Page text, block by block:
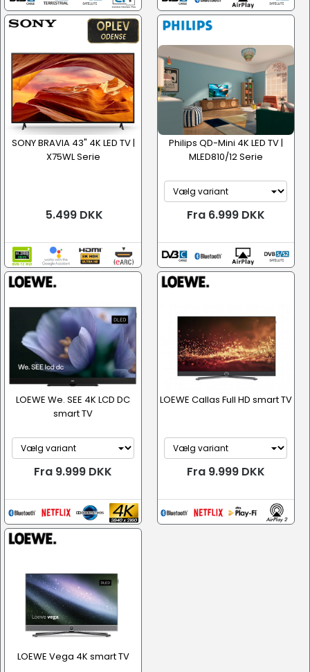
SONY BRAVIA 43" 4K LED TV |
X75WL Serie
5.499 DKK
Philips QD-Mini 4K LED TV |
MLED810/12 Serie
Fra 6.999 DKK
LOEWE We. SEE 4K LCD DC
smart TV
Fra 9.999 DKK
LOEWE Callas Full HD smart TV
Fra 9.999 DKK
LOEWE Vega 4K smart TV